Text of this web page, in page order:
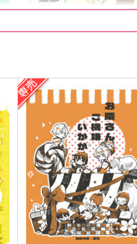
はじめましてこんにちは
いもけんぴ
572円（税込）
山伏国広
サンプル 作品詳細